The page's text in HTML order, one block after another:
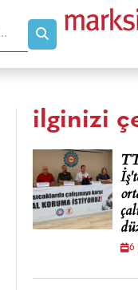
ilginizi
6